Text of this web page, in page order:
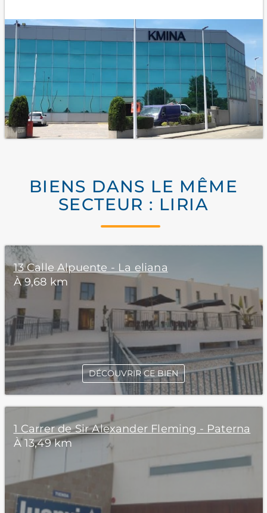
BIENS DANS LE MÊME
SECTEUR : LIRIA
13 Calle Alpuente - La eliana
À 9,68 km
DÉCOUVRIR CE BIEN
1 Carrer de Sir Alexander Fleming - Paterna
À 13,49 km